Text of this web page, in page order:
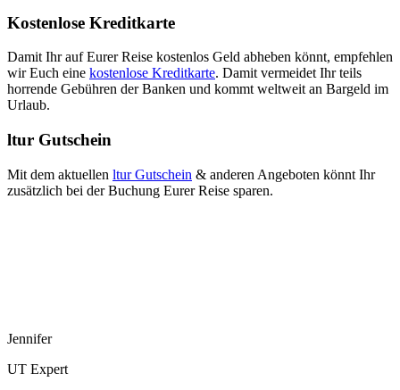
Kostenlose Kreditkarte
Damit Ihr auf Eurer Reise kostenlos Geld abheben könnt, empfehlen
wir Euch eine kostenlose Kreditkarte. Damit vermeidet Ihr teils
horrende Gebühren der Banken und kommt weltweit an Bargeld im
Urlaub.
ltur Gutschein
Mit dem aktuellen ltur Gutschein & anderen Angeboten könnt Ihr
zusätzlich bei der Buchung Eurer Reise sparen.
Jennifer
UT Expert